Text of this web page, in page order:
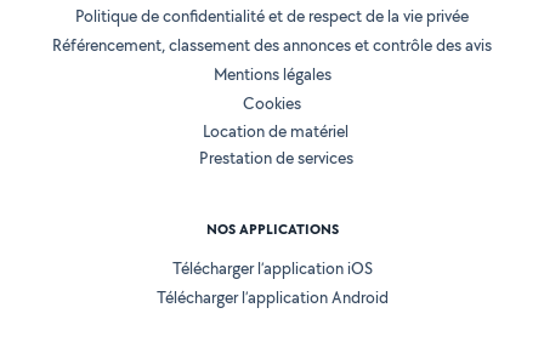
Politique de confidentialité et de respect de la vie privée
Référencement, classement des annonces et contrôle des avis
Mentions légales
Cookies
Location de matériel
Prestation de services
NOS APPLICATIONS
Télécharger l’application iOS
Télécharger l’application Android